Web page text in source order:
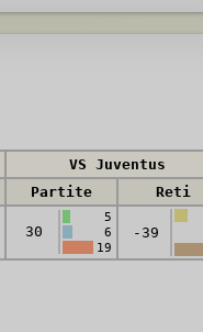
VS Juventus
Partite Reti
30
5
6
19
-39